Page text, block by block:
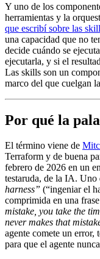
Y uno de los
herramientas y la
que escribí sobre las
una capacidad que no
decide cuándo se
ejecutarla, y si el
Las skills son un
marco del que cuelgan
Por qué la
El término viene de
Terraform y de buena
febrero de 2026 en un
testaruda, de la IA. Uno
harness” (“ingeniar el
comprimida en una
mistake, you take the
never makes that
agente comete un error,
para que el agente